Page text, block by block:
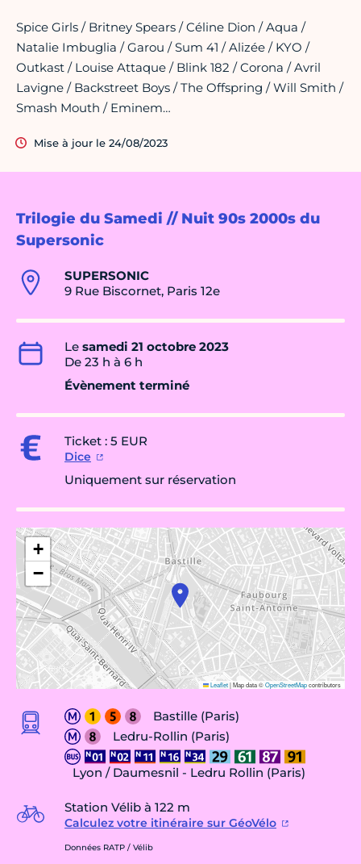
Trilogie du Samedi // Nuit 90s 2000s du
Supersonic
SUPERSONIC
9 Rue Biscornet, Paris 12e
Le samedi 21 octobre 2023
De 23 h à 6 h
Évènement terminé
Ticket : 5 EUR
Dice
Uniquement sur réservation
+
−
Leaflet|Map data ©OpenStreetMapcontributors
Bastille (Paris)
Ledru-Rollin (Paris)
Lyon / Daumesnil - Ledru Rollin (Paris)
Station Vélib à 122 m
Calculez votre itinéraire sur GéoVélo
Données RATP / Vélib
Spice Girls / Britney Spears / Céline Dion / Aqua /
Natalie Imbuglia / Garou / Sum 41 / Alizée / KYO /
Outkast / Louise Attaque / Blink 182 / Corona / Avril
Lavigne / Backstreet Boys / The Offspring / Will Smith /
Smash Mouth / Eminem…
Mise à jour le 24/08/2023